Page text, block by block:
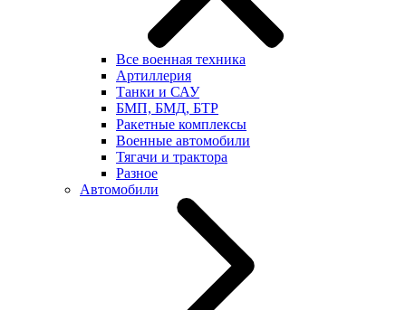
Все военная техника
Артиллерия
Танки и САУ
БМП, БМД, БТР
Ракетные комплексы
Военные автомобили
Тягачи и трактора
Разное
Автомобили